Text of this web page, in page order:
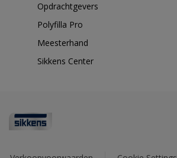
Opdrachtgevers
Polyfilla Pro
Meesterhand
Sikkens Center